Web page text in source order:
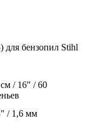
бензопил Stihl
/ 16" / 60
/ 1,6 мм